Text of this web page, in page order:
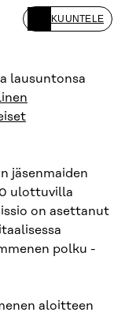
KUUNTELE
lausuntonsa
jäsenmaiden
ulottuvilla
on asettanut
polku -
aloitteen